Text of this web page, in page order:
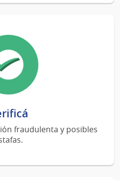
fraudulenta y posibles